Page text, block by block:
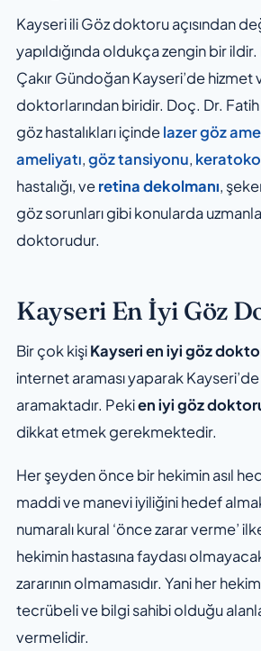
Kayseri ili Göz doktoru açısından
yapıldığında oldukça zengin bir
Çakır Gündoğan Kayseri’de hizmet
doktorlarından biridir. Doç. Dr.
göz hastalıkları içindelazer göz
ameliyatı,göz tansiyonu,
hastalığı, veretina dekolmanı,
göz sorunları gibi konularda
doktorudur.
Kayseri En İyi Göz
Bir çok kişiKayseri en iyi göz
internet araması yaparak
aramaktadır. Pekien iyi göz
dikkat etmek gerekmektedir.
Her şeyden önce bir hekimin asıl
maddi ve manevi iyiliğini hedef
numaralı kural ‘önce zarar verme’
hekimin hastasına faydası
zararının olmamasıdır. Yani her
tecrübeli ve bilgi sahibi olduğu
vermelidir.